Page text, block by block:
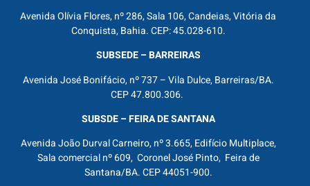
Avenida Olívia Flores, nº 286, Sala 106, Candeias, Vitória da
Conquista, Bahia. CEP: 45.028-610.
SUBSEDE – BARREIRAS
Avenida José Bonifácio, nº 737 – Vila Dulce, Barreiras/BA.
CEP 47.800.306.
SUBSDE – FEIRA DE SANTANA
Avenida João Durval Carneiro, nº 3.665, Edifício Multiplace,
Sala comercial nº 609, Coronel José Pinto, Feira de
Santana/BA. CEP 44051-900.